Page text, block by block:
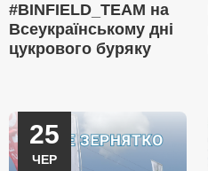
#BINFIELD_TEAM на
Всеукраїнському дні
цукрового буряку
25
ЧЕР